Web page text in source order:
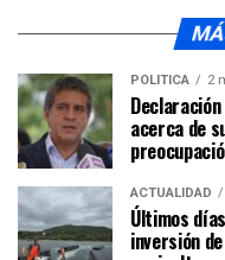
POLÍTICA 2
acerca de
ACTUALIDAD
Últimos
inversión